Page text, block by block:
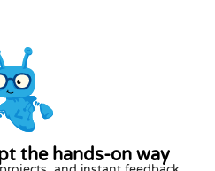
the hands-on way